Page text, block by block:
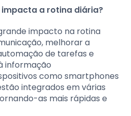
impacta a rotina diária?
impacto na rotina
melhorar a
de tarefas e
informação
como smartphones
integrados em várias
as mais rápidas e